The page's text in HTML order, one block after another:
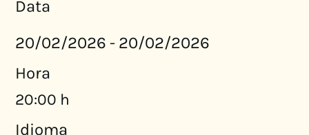
Data
20/02/2026 - 20/02/2026
Hora
20:00 h
Idioma